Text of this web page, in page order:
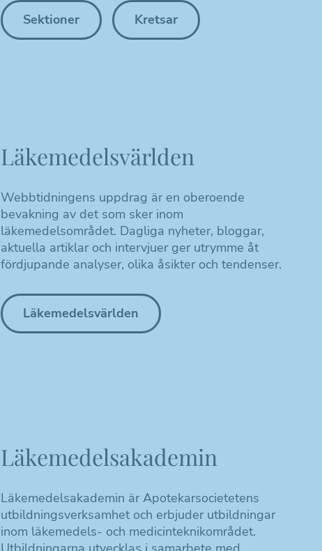
Sektioner Kretsar
Läkemedelsvärlden
Webbtidningens uppdrag är en oberoende
bevakning av det som sker inom
läkemedelsområdet. Dagliga nyheter, bloggar,
aktuella artiklar och intervjuer ger utrymme åt
fördjupande analyser, olika åsikter och tendenser.
Läkemedelsvärlden
Läkemedelsakademin
Läkemedelsakademin är Apotekarsocietetens
utbildningsverksamhet och erbjuder utbildningar
inom läkemedels- och medicinteknikområdet.